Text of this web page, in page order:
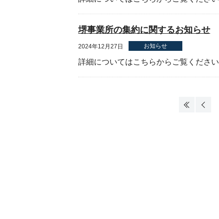
堺事業所の集約に関するお知らせ
2024年12月27日 お知らせ
詳細についてはこちらからご覧くださ
« ‹